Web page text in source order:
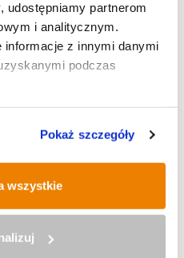
partnerom
i analitycznym.
informacje z innymi danymi
podczas
Pokaż szczegóły
wszystkie